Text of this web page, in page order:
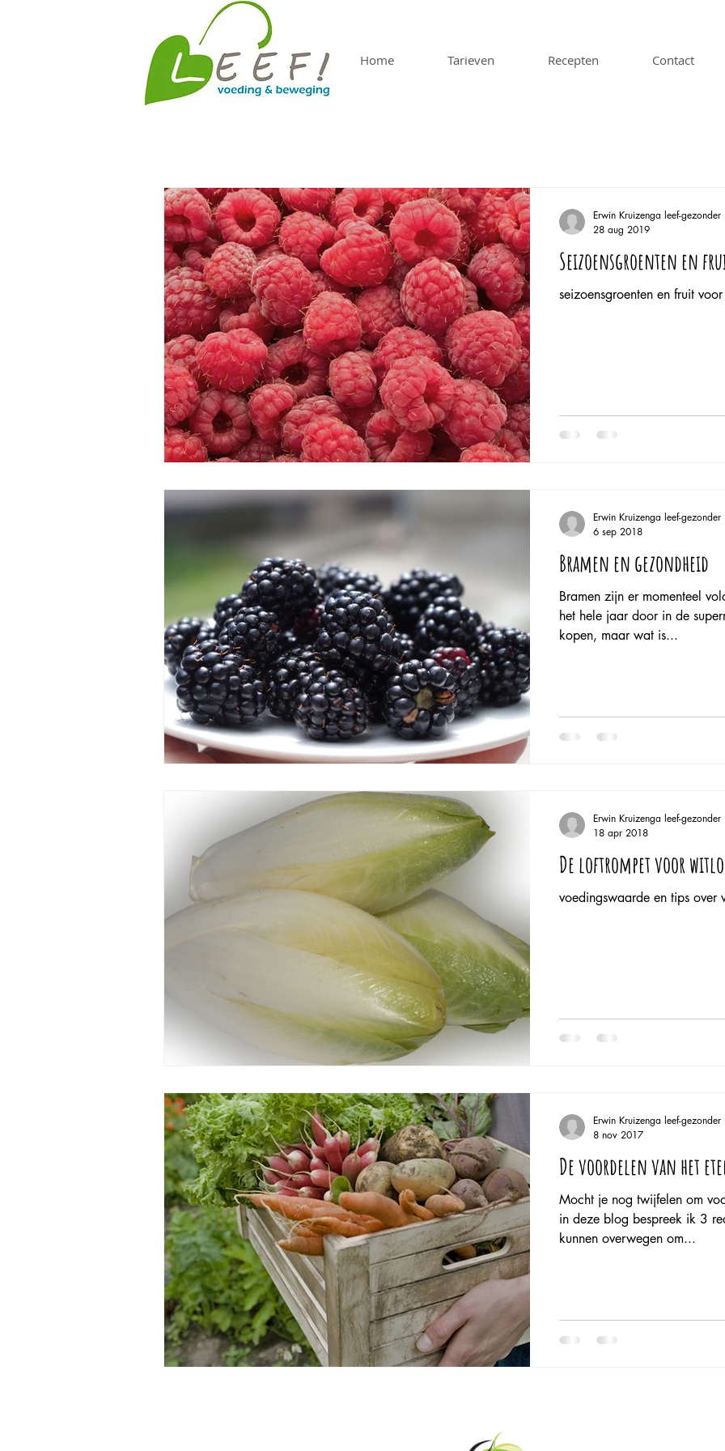
Home Tarieven Recepten Contact
Seizoensgroenten en
seizoensgroenten en fruit
Erwin Kruizenga leef-gezonder
28 aug 2019
Bramen en gezondheid
Bramen zijn er momenteel
het hele jaar door in de
kopen, maar wat is...
Erwin Kruizenga leef-gezonder
6 sep 2018
De loftrompet voor
voedingswaarde en tips over
Erwin Kruizenga leef-gezonder
18 apr 2018
De voordelen van het
Mocht je nog twijfelen om
in deze blog bespreek ik 3
kunnen overwegen om...
Erwin Kruizenga leef-gezonder
8 nov 2017